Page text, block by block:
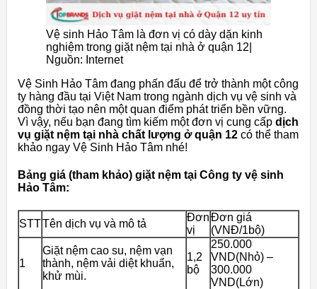
Vệ sinh Hảo Tâm là đơn vị có dày dặn kinh
nghiệm trong giặt nệm tại nhà ở quận 12|
Nguồn: Internet
Vệ Sinh Hảo Tâm đang phấn đấu để trở thành một công
ty hàng đầu tại Việt Nam trong ngành dịch vụ vệ sinh và
đồng thời tạo nên một quan điểm phát triển bền vững.
Vì vậy, nếu bạn đang tìm kiếm một đơn vị cung cấp dịch
vụ giặt nệm tại nhà chất lượng ở quận 12 có thể tham
khảo ngay Vệ Sinh Hảo Tâm nhé!
Bảng giá (tham khảo) giặt nệm tại Công ty vệ sinh
Hảo Tâm:
STTTên dịch vụ và mô tả
Đơn
vị
Đơn giá
(VNĐ/1bộ)
1
Giặt nệm cao su, nệm vạn
thành, nệm vải diệt khuẩn,
khử mùi.
1,2
bộ
250.000
VND(Nhỏ) –
300.000
VND(Lớn)